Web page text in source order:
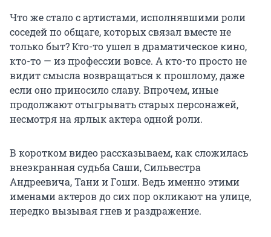
Что же стало с артистами, исполнявшими роли
соседей по общаге, которых связал вместе не
только быт? Кто-то ушел в драматическое кино,
кто-то — из профессии вовсе. А кто-то просто не
видит смысла возвращаться к прошлому, даже
если оно приносило славу. Впрочем, иные
продолжают отыгрывать старых персонажей,
несмотря на ярлык актера одной роли.
В коротком видео рассказываем, как сложилась
внеэкранная судьба Саши, Сильвестра
Андреевича, Тани и Гоши. Ведь именно этими
именами актеров до сих пор окликают на улице,
нередко вызывая гнев и раздражение.